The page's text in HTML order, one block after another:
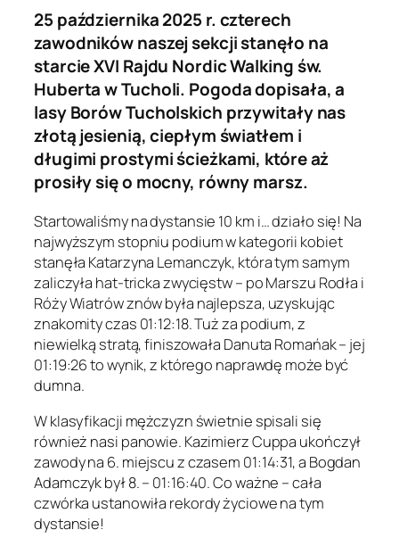
25 października 2025 r. czterech
zawodników naszej sekcji stanęło na
starcie XVI Rajdu Nordic Walking św.
Huberta w Tucholi. Pogoda dopisała, a
lasy Borów Tucholskich przywitały nas
złotą jesienią, ciepłym światłem i
długimi prostymi ścieżkami, które aż
prosiły się o mocny, równy marsz.
Startowaliśmy na dystansie 10 km i… działo się! Na
najwyższym stopniu podium w kategorii kobiet
stanęła Katarzyna Lemanczyk, która tym samym
zaliczyła hat-tricka zwycięstw – po Marszu Rodła i
Róży Wiatrów znów była najlepsza, uzyskując
znakomity czas 01:12:18. Tuż za podium, z
niewielką stratą, finiszowała Danuta Romańak – jej
01:19:26 to wynik, z którego naprawdę może być
dumna.
W klasyfikacji mężczyzn świetnie spisali się
również nasi panowie. Kazimierz Cuppa ukończył
zawody na 6. miejscu z czasem 01:14:31, a Bogdan
Adamczyk był 8. – 01:16:40. Co ważne – cała
czwórka ustanowiła rekordy życiowe na tym
dystansie!